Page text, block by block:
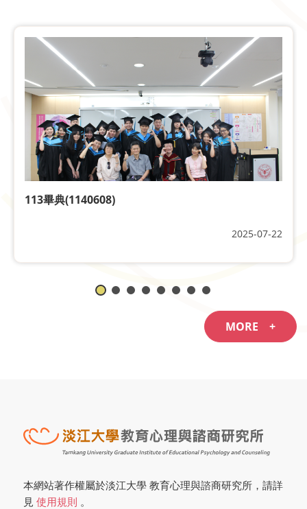
113畢典(1140608)
2025-07-22
MORE +
本網站著作權屬於淡江大學 教育心理與諮商研究所，請詳
見 使用規則 。